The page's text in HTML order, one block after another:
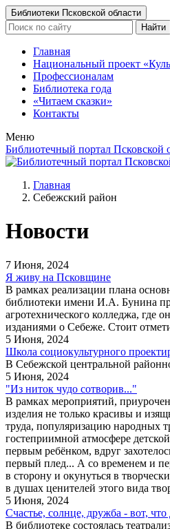
Библиотеки Псковской области
Найти
Главная
Национальный проект
Профессионалам
Библиотека года
«Читаем сказки»
Контакты
Меню
Библиотечный портал Псковской
Главная
Себежский район
Новости
7 Июня, 2024
Я живу на Псковщине
В рамках реализации плана
библиотеки имени И.А. Бунина
агротехнического колледжа, где
изданиями о Себеже. Стоит
5 Июня, 2024
Школа социокультурного
В Себежской центральной
5 Июня, 2024
"Из ниток чудо сотворив..."
В рамках мероприятий,
изделия не только красивы и
труда, популяризацию народных
гостеприимной атмосфере
первым ребёнком, вдруг
первый плед... А со временем и
в сторону и окунуться в
в душах ценителей этого вида
5 Июня, 2024
Счастье, солнце, дружба - вот,
В библиотеке состоялась